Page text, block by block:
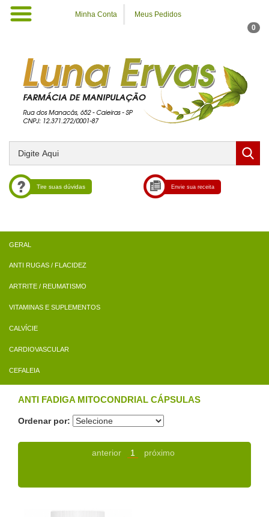
Minha Conta
Meus Pedidos
0
Tire suas dúvidas Envie sua receita
ANTI RUGAS / FLACIDEZ
ARTRITE / REUMATISMO
VITAMINAS E SUPLEMENTOS
CALVÍCIE
CARDIOVASCULAR
CEFALEIA
ANTI FADIGA MITOCONDRIAL CÁPSULAS
Ordenar por:
anterior 1 próximo